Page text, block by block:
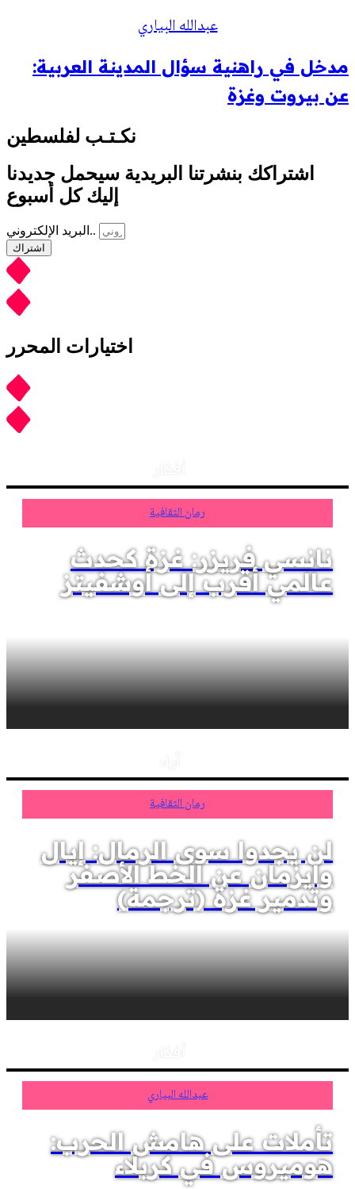
عبدالله البياري
مدخل في راهنية سؤال المدينة العربية:
عن بيروت وغزة
نكـتـب لفلسطين
اشتراكك بنشرتنا البريدية سيحمل جديدنا
إليك كل أسبوع
البريد الإلكتروني..
اشتراك
اختيارات المحرر
رمان الثقافية
نانسي فريزر: غزة كحدث
عالمي أقرب إلى أوشفيتز
رمان الثقافية
لن يجدوا سوى الرمال: إيال
وايزمان عن الخط الأصفر
وتدمير غزة (ترجمة)
عبدالله البياري
تأملات على هامش الحرب:
هوميروس في كربلاء